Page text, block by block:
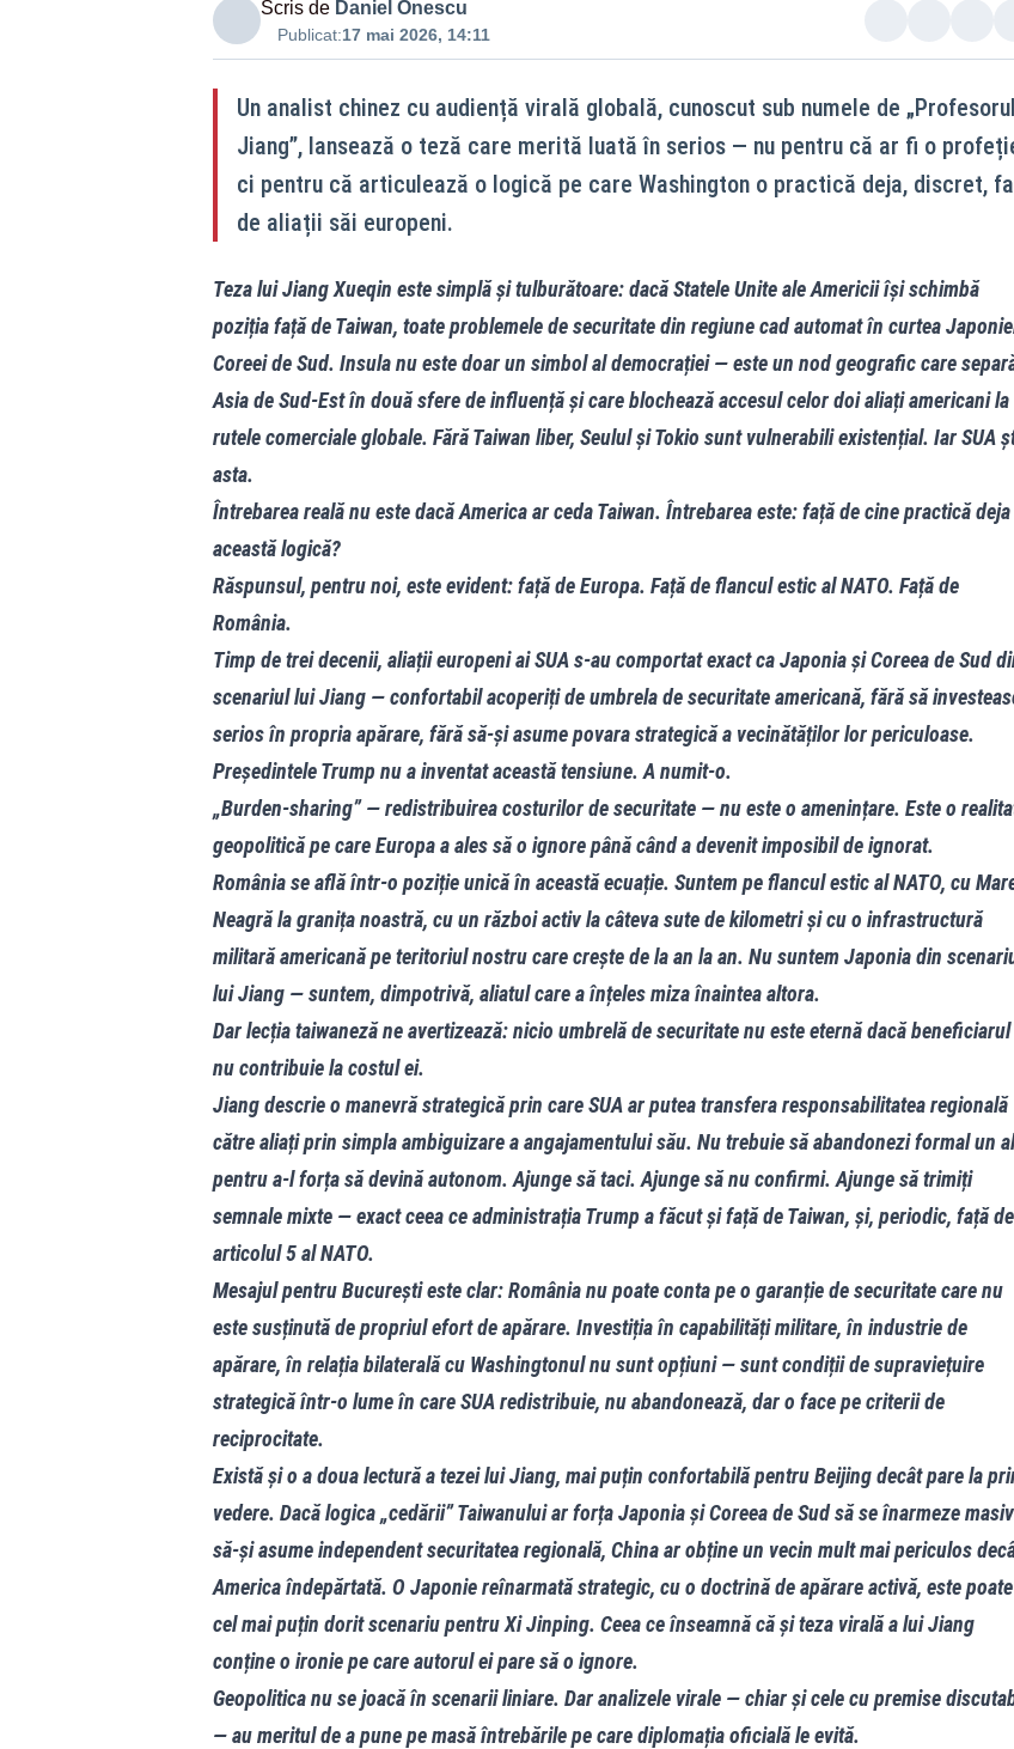
Scris de Daniel Onescu
Publicat:17 mai 2026, 14:11
Un analist chinez cu audiență virală globală, cunoscut sub numele de „Profesorul
Jiang”, lansează o teză care merită luată în serios — nu pentru că ar fi o
ci pentru că articulează o logică pe care Washington o practică deja, discret,
de aliații săi europeni.
Teza lui Jiang Xueqin este simplă și tulburătoare: dacă Statele Unite ale Americii își schimbă
poziția față de Taiwan, toate problemele de securitate din regiune cad automat în curtea
Coreei de Sud. Insula nu este doar un simbol al democrației — este un nod geografic care
Asia de Sud-Est în două sfere de influență și care blochează accesul celor doi aliați americani la
rutele comerciale globale. Fără Taiwan liber, Seulul și Tokio sunt vulnerabili existențial. Iar SUA
asta.
Întrebarea reală nu este dacă America ar ceda Taiwan. Întrebarea este: față de cine practică deja
această logică?
Răspunsul, pentru noi, este evident: față de Europa. Față de flancul estic al NATO. Față de
România.
Timp de trei decenii, aliații europeni ai SUA s-au comportat exact ca Japonia și Coreea de Sud
scenariul lui Jiang — confortabil acoperiți de umbrela de securitate americană, fără să
serios în propria apărare, fără să-și asume povara strategică a vecinătăților lor periculoase.
Președintele Trump nu a inventat această tensiune. A numit-o.
„Burden-sharing” — redistribuirea costurilor de securitate — nu este o amenințare. Este o
geopolitică pe care Europa a ales să o ignore până când a devenit imposibil de ignorat.
România se află într-o poziție unică în această ecuație. Suntem pe flancul estic al NATO, cu
Neagră la granița noastră, cu un război activ la câteva sute de kilometri și cu o infrastructură
militară americană pe teritoriul nostru care crește de la an la an. Nu suntem Japonia din
lui Jiang — suntem, dimpotrivă, aliatul care a înțeles miza înaintea altora.
Dar lecția taiwaneză ne avertizează: nicio umbrelă de securitate nu este eternă dacă beneficiarul
nu contribuie la costul ei.
Jiang descrie o manevră strategică prin care SUA ar putea transfera responsabilitatea regională
către aliați prin simpla ambiguizare a angajamentului său. Nu trebuie să abandonezi formal un
pentru a-l forța să devină autonom. Ajunge să taci. Ajunge să nu confirmi. Ajunge să trimiți
semnale mixte — exact ceea ce administrația Trump a făcut și față de Taiwan, și, periodic, față de
articolul 5 al NATO.
Mesajul pentru București este clar: România nu poate conta pe o garanție de securitate care nu
este susținută de propriul efort de apărare. Investiția în capabilități militare, în industrie de
apărare, în relația bilaterală cu Washingtonul nu sunt opțiuni — sunt condiții de supraviețuire
strategică într-o lume în care SUA redistribuie, nu abandonează, dar o face pe criterii de
reciprocitate.
Există și o a doua lectură a tezei lui Jiang, mai puțin confortabilă pentru Beijing decât pare la
vedere. Dacă logica „cedării” Taiwanului ar forța Japonia și Coreea de Sud să se înarmeze
să-și asume independent securitatea regională, China ar obține un vecin mult mai periculos
America îndepărtată. O Japonie reînarmată strategic, cu o doctrină de apărare activă, este poate
cel mai puțin dorit scenariu pentru Xi Jinping. Ceea ce înseamnă că și teza virală a lui Jiang
conține o ironie pe care autorul ei pare să o ignore.
Geopolitica nu se joacă în scenarii liniare. Dar analizele virale — chiar și cele cu premise
— au meritul de a pune pe masă întrebările pe care diplomația oficială le evită.